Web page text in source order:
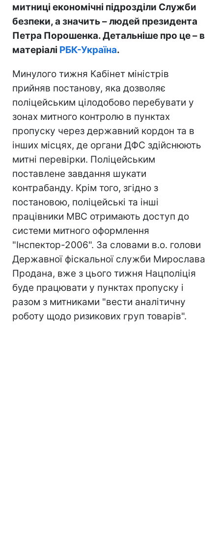
митниці економічні підрозділи Служби
безпеки, а значить – людей президента
Петра Порошенка. Детальніше про це – в
матеріалі РБК-Україна.
Минулого тижня Кабінет міністрів
прийняв постанову, яка дозволяє
поліцейським цілодобово перебувати у
зонах митного контролю в пунктах
пропуску через державний кордон та в
інших місцях, де органи ДФС здійснюють
митні перевірки. Поліцейським
поставлене завдання шукати
контрабанду. Крім того, згідно з
постановою, поліцейські та інші
працівники МВС отримають доступ до
системи митного оформлення
"Інспектор-2006". За словами в.о. голови
Державної фіскальної служби Мирослава
Продана, вже з цього тижня Нацполіція
буде працювати у пунктах пропуску і
разом з митниками "вести аналітичну
роботу щодо ризикових груп товарів".